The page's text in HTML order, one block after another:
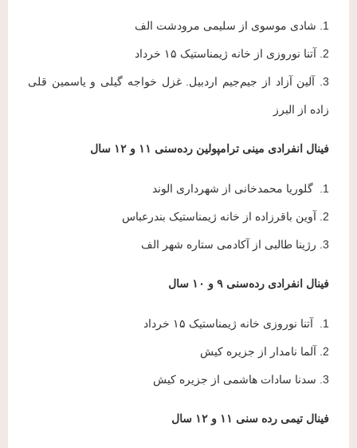
1. شادی موسوی از سلیمی مرودشت الف
2. آتنا نوروزی از خانه ژیمناستیک ۱۵ خرداد
3. آلین آزاد از جیم‌جیم اردبیل. غزل خواجه گیلی و یاسمین قلی
زاده از البرز
فینال انفرادی مینی ترامپولین رده‌سنی ۱۱ و ۱۲ سال
1. گلوریا محمدخانی از شهرداری الوند
2. آوین باقرزاده از خانه ژیمناستیک بندرعباس
3. رژینا طالبی از آکادمی ستاره شهر الف
فینال انفرادی رده‌سنی ۹ و ۱۰ سال
1. آتنا نوروزی خانه ژیمناستیک ۱۵ خرداد
2. آلما نامدار از جزیره کیش
3. سدنا سادات هاشمی از جزیره کیش
فینال تیمی رده سنی‌ ۱۱ و ۱۲ سال